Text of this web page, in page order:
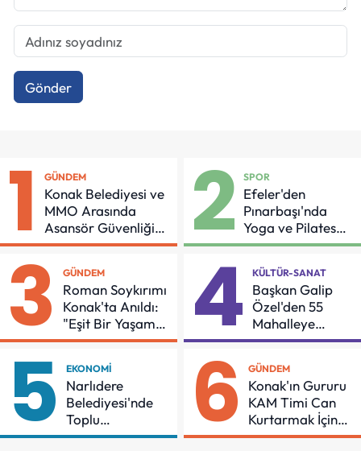
Gönder
1 GÜNDEM
Konak Belediyesi ve
MMO Arasında
Asansör Güvenliği
İçin Önemli Protokol
2 SPOR
Efeler'den
Pınarbaşı'nda
Yoga ve Pilates
Buluşması
3 GÜNDEM
Roman Soykırımı
Konak'ta Anıldı:
"Eşit Bir Yaşam
İçin Mücadeleyi
4 KÜLTÜR-SANAT
Başkan Galip
Özel'den 55
Mahalleye
Çocuk Şenliği
5 EKONOMI
Narlıdere
Belediyesi'nde
Toplu
Sözleşmeye
6 GÜNDEM
Konak'ın Gururu
KAM Timi Can
Kurtarmak İçin
Demir Aldı